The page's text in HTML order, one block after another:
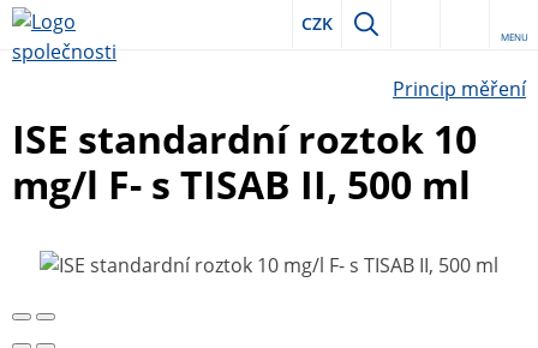
CZK
MENU
Princip měření
ISE standardní roztok 10
mg/l F- s TISAB II, 500 ml